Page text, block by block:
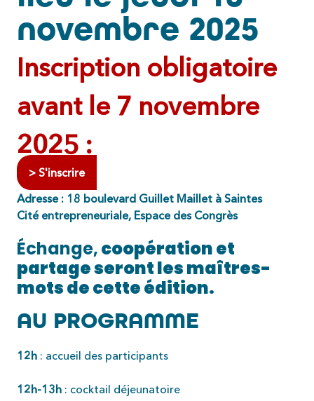
novembre 2025
Inscription obligatoire
avant le 7 novembre
2025 :
> S'inscrire
Adresse : 18 boulevard Guillet Maillet à Saintes
Cité entrepreneuriale, Espace des Congrès
Échange,coopération et
partage seront les maîtres-
mots de cette édition.
AU PROGRAMME
12h : accueil des participants
12h-13h : cocktail déjeunatoire